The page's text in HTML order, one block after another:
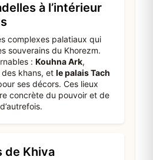
à l’intérieur
complexes palatiaux qui
souverains du Khorezm.
: Kouhna Ark,
khans, et le palais Tach
ses décors. Ces lieux
concrète du pouvoir et de
de Khiva